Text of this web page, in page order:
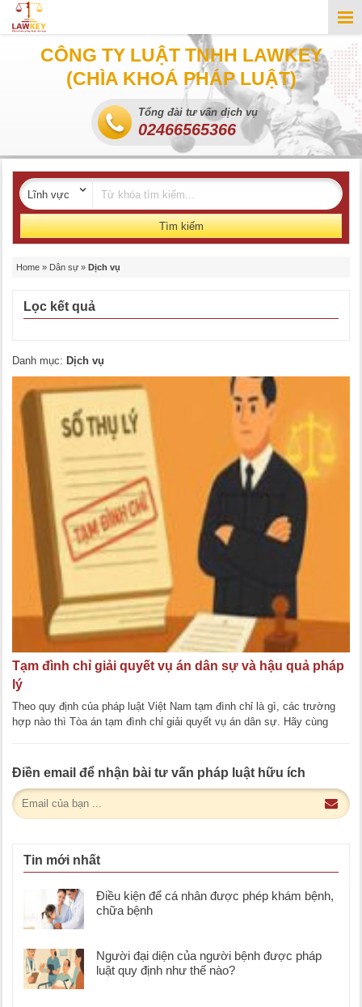
CÔNG TY LUẬT TNHH LAWKEY
(CHÌA KHOÁ PHÁP LUẬT)
Tổng đài tư vấn dịch vụ
02466565366
Tìm kiếm
Home » Dân sự » Dịch vụ
Lọc kết quả
Danh mục: Dịch vụ
Tạm đình chỉ giải quyết vụ án dân sự và hậu quả pháp
lý
Theo quy định của pháp luật Việt Nam tạm đình chỉ là gì, các trường
hợp nào thì Tòa án tạm đình chỉ giải quyết vụ án dân sự. Hãy cùng
Điền email để nhận bài tư vấn pháp luật hữu ích
Tin mới nhất
Điều kiện để cá nhân được phép khám bệnh,
chữa bệnh
Người đại diện của người bệnh được pháp
luật quy định như thế nào?